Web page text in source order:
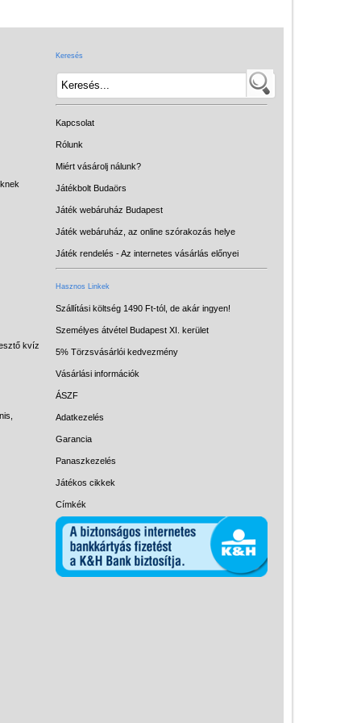
kvíz
Keresés
Kapcsolat
Rólunk
Miért vásárolj nálunk?
Játékbolt Budaörs
Játék webáruház Budapest
Játék webáruház, az online szórakozás helye
Játék rendelés - Az internetes vásárlás előnyei
Hasznos Linkek
Szállítási költség 1490 Ft-tól, de akár ingyen!
Személyes átvétel Budapest XI. kerület
5% Törzsvásárlói kedvezmény
Vásárlási információk
ÁSZF
Adatkezelés
Garancia
Panaszkezelés
Játékos cikkek
Címkék
Intelligens gyurma
Licenszes TOP
gyerekajándékok
LOGICO
LÜK
Papírszínház
Pixelhobby